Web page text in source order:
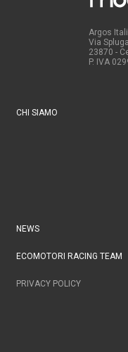
Argos
Via
23870 -
P. IVA
CHI SIAMO
NEWS
ECOMOTORI RACING TEAM
PRIVACY POLICY